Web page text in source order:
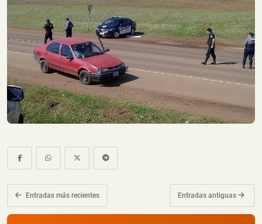
Entradas más recientes Entradas antiguas